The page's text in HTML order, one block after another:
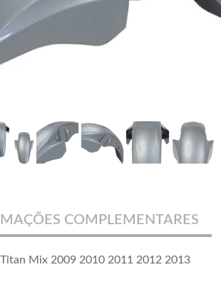
COMPLEMENTARES
Mix 2009 2010 2011 2012 2013